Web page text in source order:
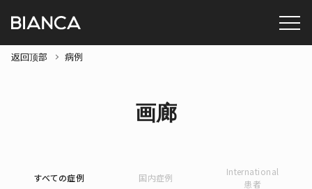
返回顶部 病例
画廊
すべての症例 国内症例
International
患者